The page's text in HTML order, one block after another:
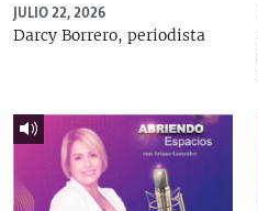
JULIO 22, 2026
Darcy Borrero, periodista